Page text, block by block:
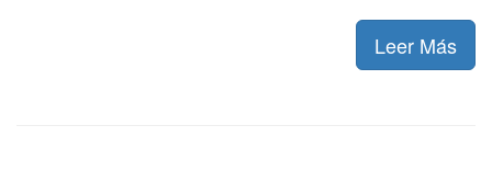
Leer Más